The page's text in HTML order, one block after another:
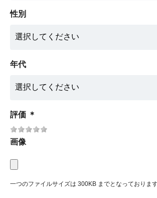
性別
年代
評価 ＊
画像
一つのファイルサイズは 300KB までとなっております